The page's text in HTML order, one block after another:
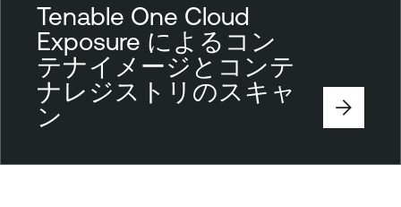
Tenable One Cloud
Exposure によるコン
テナイメージとコンテ
ナレジストリのスキャ
ン